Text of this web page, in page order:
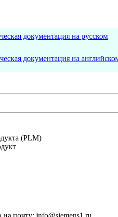
документация на русском
документация на
(PLM)
почту: info@siemens1.ru